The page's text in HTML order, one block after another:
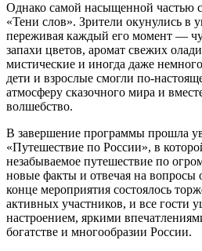
Однако самой насыщенной частью
«Тени слов». Зрители окунулись в
переживая каждый его момент —
запахи цветов, аромат свежих
мистические и иногда даже
дети и взрослые смогли по-
атмосферу сказочного мира и
волшебство.
В завершение программы прошла
«Путешествие по России», в
незабываемое путешествие по
новые факты и отвечая на вопросы
конце мероприятия состоялось
активных участников, и все гости
настроением, яркими
богатстве и многообразии России.